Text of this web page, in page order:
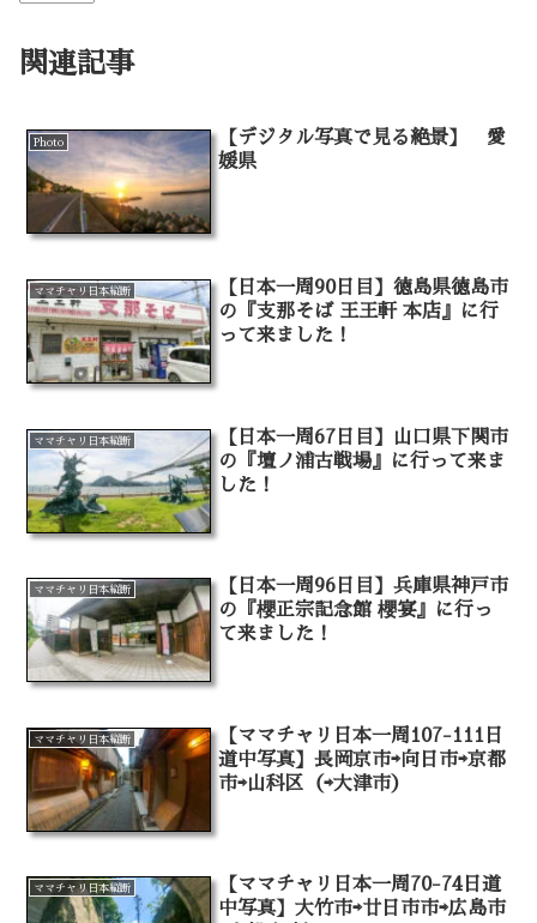
関連記事
Photo
【デジタル写真で見る絶景】 愛
媛県
ママチャリ日本縦断
【日本一周90日目】徳島県徳島市
の『支那そば 王王軒 本店』に行
って来ました！
ママチャリ日本縦断
【日本一周67日目】山口県下関市
の『壇ノ浦古戦場』に行って来ま
した！
ママチャリ日本縦断
【日本一周96日目】兵庫県神戸市
の『櫻正宗記念館 櫻宴』に行っ
て来ました！
ママチャリ日本縦断
【ママチャリ日本一周107-111日
道中写真】長岡京市⇨向日市⇨京都
市⇨山科区（⇨大津市）
ママチャリ日本縦断
【ママチャリ日本一周70-74日道
中写真】大竹市⇨廿日市市⇨広島市